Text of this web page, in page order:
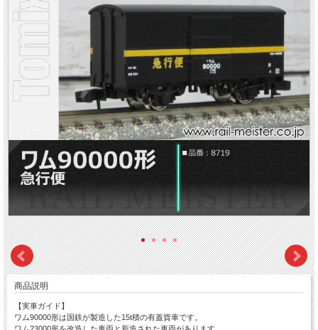
商品説明
【実車ガイド】
ワム90000形は国鉄が製造した15t積の有蓋貨車です。